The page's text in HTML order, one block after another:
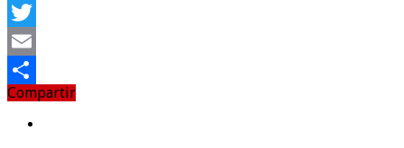
Facebook
Twitter
Email
Compartir
Compartir